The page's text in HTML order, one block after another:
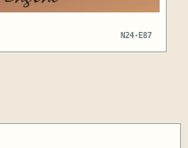
N24·E87